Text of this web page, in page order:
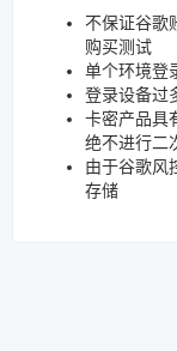
不保证谷歌
购买测试
单个环境登
登录设备过
卡密产品具
绝不进行二
由于谷歌风
存储